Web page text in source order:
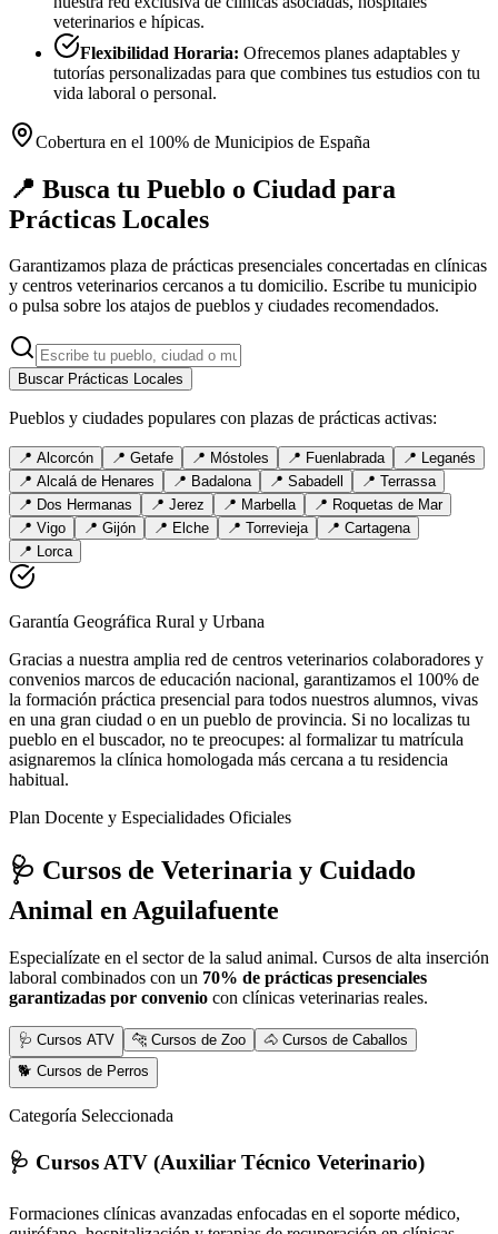
veterinarios e hípicas.
Flexibilidad Horaria: Ofrecemos planes adaptables y
tutorías personalizadas para que combines tus estudios con tu
vida laboral o personal.
Cobertura en el 100% de Municipios de España
📍 Busca tu Pueblo o Ciudad para
Prácticas Locales
Garantizamos plaza de prácticas presenciales concertadas en clínicas
y centros veterinarios cercanos a tu domicilio. Escribe tu municipio
o pulsa sobre los atajos de pueblos y ciudades recomendados.
Buscar Prácticas Locales
Pueblos y ciudades populares con plazas de prácticas activas:
📍 Alcorcón 📍 Getafe 📍 Móstoles 📍 Fuenlabrada 📍 Leganés
📍 Alcalá de Henares 📍 Badalona 📍 Sabadell 📍 Terrassa
📍 Dos Hermanas 📍 Jerez 📍 Marbella 📍 Roquetas de Mar
📍 Vigo 📍 Gijón 📍 Elche 📍 Torrevieja 📍 Cartagena
📍 Lorca
Garantía Geográfica Rural y Urbana
Gracias a nuestra amplia red de centros veterinarios colaboradores y
convenios marcos de educación nacional, garantizamos el 100% de
la formación práctica presencial para todos nuestros alumnos, vivas
en una gran ciudad o en un pueblo de provincia. Si no localizas tu
pueblo en el buscador, no te preocupes: al formalizar tu matrícula
asignaremos la clínica homologada más cercana a tu residencia
habitual.
Plan Docente y Especialidades Oficiales
🩺 Cursos de Veterinaria y Cuidado
Animal en Aguilafuente
Especialízate en el sector de la salud animal. Cursos de alta inserción
laboral combinados con un 70% de prácticas presenciales
garantizadas por convenio con clínicas veterinarias reales.
🩺 Cursos ATV 🐆 Cursos de Zoo
🐴 Cursos de Caballos
🐕 Cursos de Perros
Categoría Seleccionada
🩺 Cursos ATV (Auxiliar Técnico Veterinario)
Formaciones clínicas avanzadas enfocadas en el soporte médico,